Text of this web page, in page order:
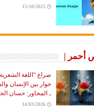
15/10/2025
أحمر |
صراع “اللغة
حوار بين الإنسان
ـ المحاور: حسان
14/03/2026